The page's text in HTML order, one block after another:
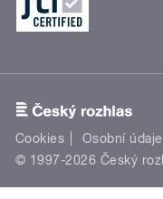
Cookies Osobní údaje
© 1997-2026 Český